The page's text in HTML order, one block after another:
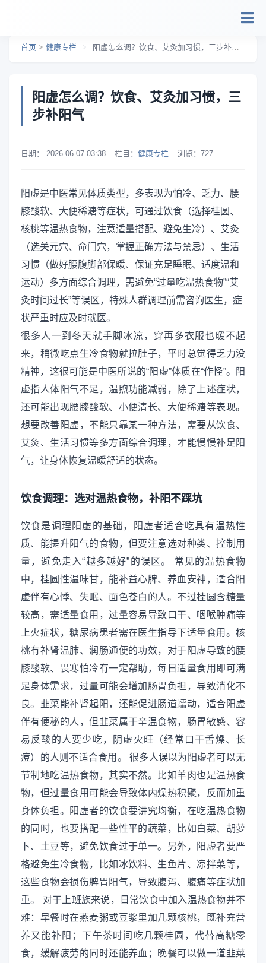
首页 > 健康专栏 > 阳虚怎么调？饮食、艾灸加习惯，三步补阳气
阳虚怎么调？饮食、艾灸加习惯，三
步补阳气
日期： 2026-06-07 03:38 栏目： 健康专栏 浏览： 727
阳虚是中医常见体质类型，多表现为怕冷、乏力、腰
膝酸软、大便稀溏等症状，可通过饮食（选择桂圆、
核桃等温热食物，注意适量搭配、避免生冷）、艾灸
（选关元穴、命门穴，掌握正确方法与禁忌）、生活
习惯（做好腰腹脚部保暖、保证充足睡眠、适度温和
运动）多方面综合调理，需避免“过量吃温热食物”“艾
灸时间过长”等误区，特殊人群调理前需咨询医生，症
状严重时应及时就医。
很多人一到冬天就手脚冰凉，穿再多衣服也暖不起
来，稍微吃点生冷食物就拉肚子，平时总觉得乏力没
精神，这很可能是中医所说的“阳虚”体质在“作怪”。阳
虚指人体阳气不足，温煦功能减弱，除了上述症状，
还可能出现腰膝酸软、小便清长、大便稀溏等表现。
想要改善阳虚，不能只靠某一种方法，需要从饮食、
艾灸、生活习惯等多方面综合调理，才能慢慢补足阳
气，让身体恢复温暖舒适的状态。
饮食调理：选对温热食物，补阳不踩坑
饮食是调理阳虚的基础，阳虚者适合吃具有温热性
质、能提升阳气的食物，但要注意选对种类、控制用
量，避免走入“越多越好”的误区。 常见的温热食物
中，桂圆性温味甘，能补益心脾、养血安神，适合阳
虚伴有心悸、失眠、面色苍白的人。不过桂圆含糖量
较高，需适量食用，过量容易导致口干、咽喉肿痛等
上火症状，糖尿病患者需在医生指导下适量食用。核
桃有补肾温肺、润肠通便的功效，对于阳虚导致的腰
膝酸软、畏寒怕冷有一定帮助，每日适量食用即可满
足身体需求，过量可能会增加肠胃负担，导致消化不
良。韭菜能补肾起阳，还能促进肠道蠕动，适合阳虚
伴有便秘的人，但韭菜属于辛温食物，肠胃敏感、容
易反酸的人要少吃，阴虚火旺（经常口干舌燥、长
痘）的人则不适合食用。 很多人误以为阳虚者可以无
节制地吃温热食物，其实不然。比如羊肉也是温热食
物，但过量食用可能会导致体内燥热积聚，反而加重
身体负担。阳虚者的饮食要讲究均衡，在吃温热食物
的同时，也要搭配一些性平的蔬菜，比如白菜、胡萝
卜、土豆等，避免饮食过于单一。另外，阳虚者要严
格避免生冷食物，比如冰饮料、生鱼片、凉拌菜等，
这些食物会损伤脾胃阳气，导致腹泻、腹痛等症状加
重。 对于上班族来说，日常饮食中加入温热食物并不
难：早餐时在燕麦粥或豆浆里加几颗核桃，既补充营
养又能补阳；下午茶时间吃几颗桂圆，代替高糖零
食，缓解疲劳的同时还能养血；晚餐可以做一道韭菜